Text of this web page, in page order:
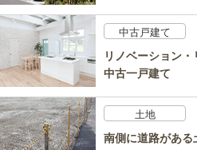
中古戸建て
リノベーション
中古一戸建て
土地
南側に道路がある